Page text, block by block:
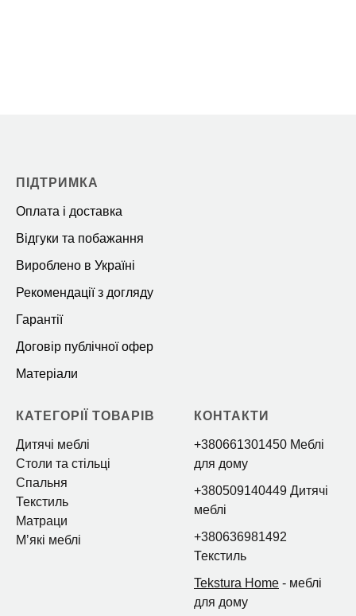
ПІДТРИМКА
Оплата і доставка
Відгуки та побажання
Вироблено в Україні
Рекомендації з догляду
Гарантії
Договір публічної офер
Матеріали
КАТЕГОРІЇ ТОВАРІВ
Дитячі меблі
Столи та стільці
Спальня
Текстиль
Матраци
Мʼякі меблі
КОНТАКТИ
+380661301450 Меблі
для дому
+380509140449 Дитячі
меблі
+380636981492
Текстиль
Tekstura Home - меблі
для дому